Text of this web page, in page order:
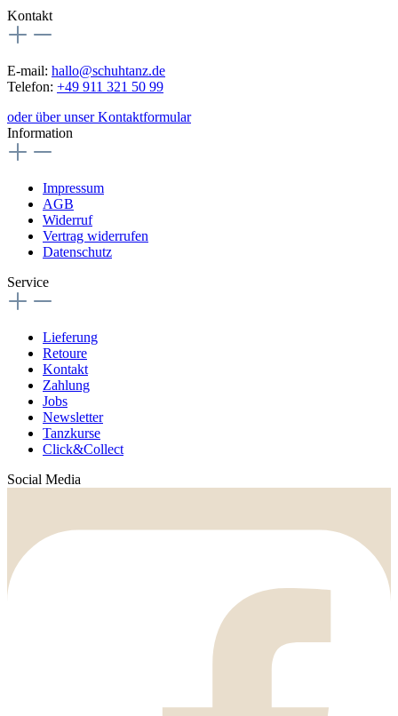
Kontakt
E-mail: hallo@schuhtanz.de
Telefon: +49 911 321 50 99
oder über unser Kontaktformular
Information
Impressum
AGB
Widerruf
Vertrag widerrufen
Datenschutz
Service
Lieferung
Retoure
Kontakt
Zahlung
Jobs
Newsletter
Tanzkurse
Click&Collect
Social Media